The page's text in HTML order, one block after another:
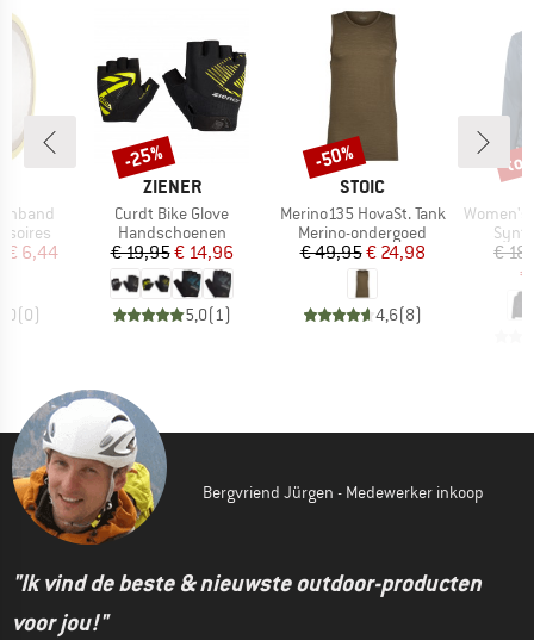
prijs
€ 6,44
(0)
MERK
ZIENER
Artikel
Curdt Bike Glove
Productgroep
Handschoenen
Prijs
€ 19,95Verlaagde prijs
€ 14,96
5,0(1)
Korting
-25%
MERK
STOIC
Artikel
Merino135 HovaSt. Tank
Productgroep
Merino-ondergoed
Prijs
€ 49,95Verlaagde prijs
€ 24,98
4,6(8)
Korting
-50%
Artikel
Women's
€
€
tot
Bergvriend Jürgen - Medewerker inkoop
"Ik vind de beste & nieuwste outdoor-producten
voor jou!"